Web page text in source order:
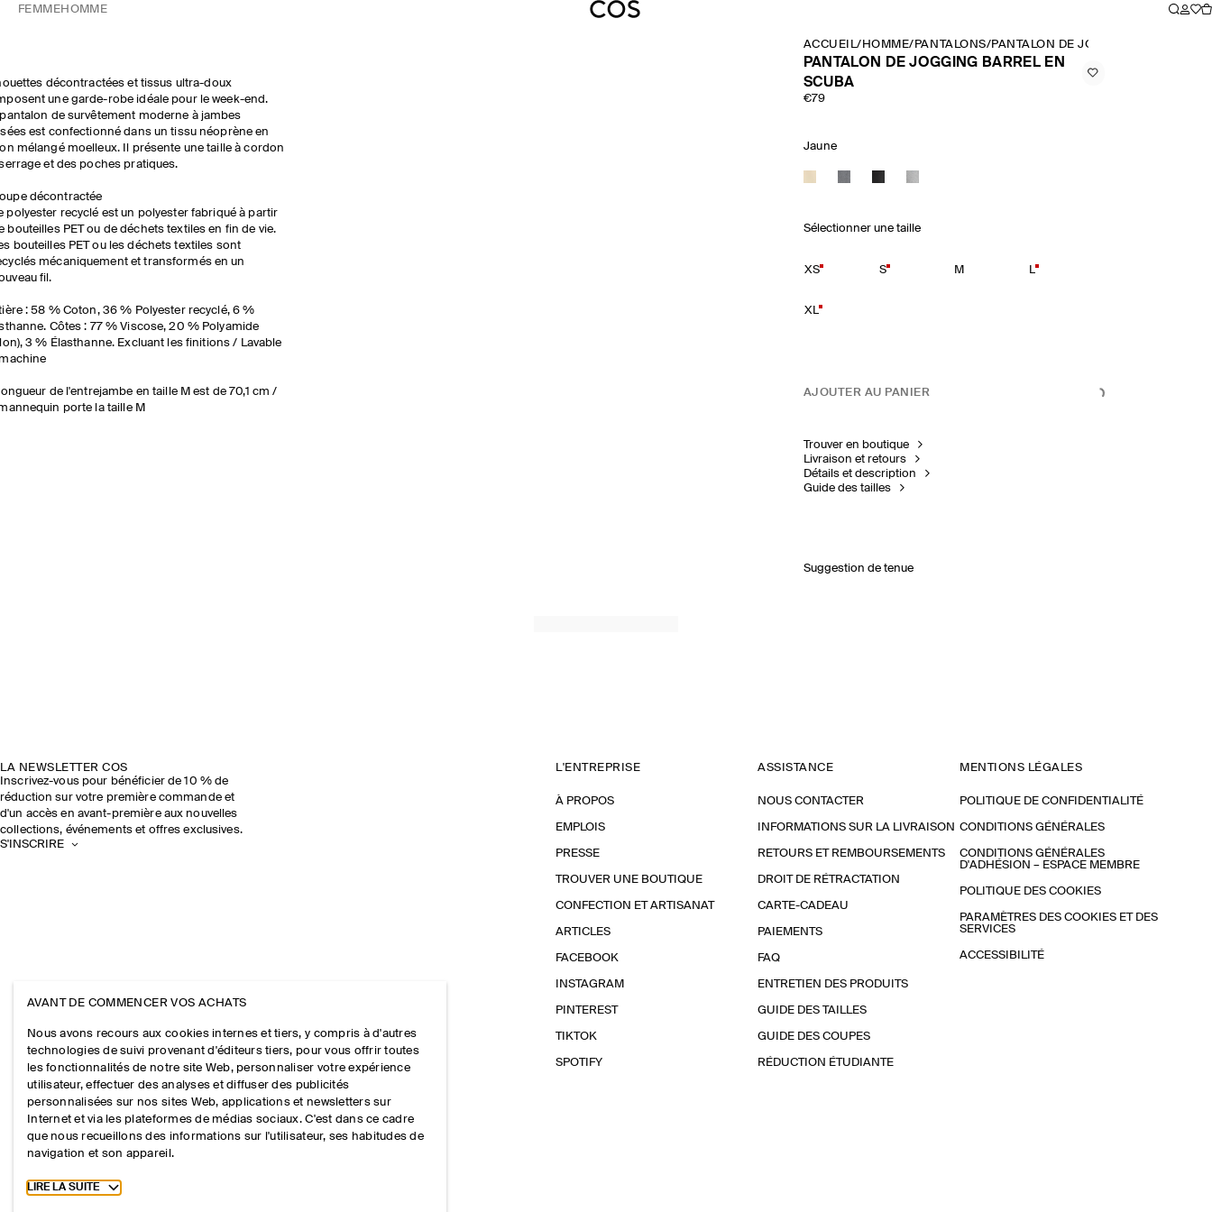
FEMMEHOMME
décontractées et tissus ultra-doux
une garde-robe idéale pour le week-end.
de survêtement moderne à jambes
est confectionné dans un tissu néoprène en
mélangé moelleux. Il présente une taille à cordon
et des poches pratiques.
décontractée
polyester recyclé est un polyester fabriqué à partir
bouteilles PET ou de déchets textiles en fin de vie.
bouteilles PET ou les déchets textiles sont
mécaniquement et transformés en un
fil.
: 58 % Coton, 36 % Polyester recyclé, 6 %
Côtes : 77 % Viscose, 20 % Polyamide
3 % Élasthanne. Excluant les finitions / Lavable
de l'entrejambe en taille M est de 70,1 cm /
porte la taille M
ACCUEIL/ HOMME/ PANTALONS/PANTALON DE JOGGING BARREL
PANTALON DE JOGGING BARREL EN
SCUBA
€79
Jaune
Sélectionner une taille
XS S M L
XL
AJOUTER AU PANIER
Trouver en boutique
Livraison et retours
Détails et description
Guide des tailles
Suggestion de tenue
LA NEWSLETTER COS
Inscrivez-vous pour bénéficier de 10 % de
réduction sur votre première commande et
d'un accès en avant-première aux nouvelles
collections, événements et offres exclusives.
S'INSCRIRE
L'ENTREPRISE
À PROPOS
EMPLOIS
PRESSE
TROUVER UNE BOUTIQUE
CONFECTION ET ARTISANAT
ARTICLES
FACEBOOK
INSTAGRAM
PINTEREST
TIKTOK
SPOTIFY
ASSISTANCE
NOUS CONTACTER
INFORMATIONS SUR LA LIVRAISON
RETOURS ET REMBOURSEMENTS
DROIT DE RÉTRACTATION
CARTE-CADEAU
PAIEMENTS
FAQ
ENTRETIEN DES PRODUITS
GUIDE DES TAILLES
GUIDE DES COUPES
RÉDUCTION ÉTUDIANTE
MENTIONS LÉGALES
POLITIQUE DE CONFIDENTIALITÉ
CONDITIONS GÉNÉRALES
CONDITIONS GÉNÉRALES
D'ADHÉSION – ESPACE MEMBRE
POLITIQUE DES COOKIES
PARAMÈTRES DES COOKIES ET DES
SERVICES
ACCESSIBILITÉ
AVANT DE COMMENCER VOS ACHATS
Nous avons recours aux cookies internes et tiers, y compris à d'autres
technologies de suivi provenant d'éditeurs tiers, pour vous offrir toutes
les fonctionnalités de notre site Web, personnaliser votre expérience
utilisateur, effectuer des analyses et diffuser des publicités
personnalisées sur nos sites Web, applications et newsletters sur
Internet et via les plateformes de médias sociaux. C'est dans ce cadre
que nous recueillons des informations sur l'utilisateur, ses habitudes de
navigation et son appareil.
Toggle more cookie information
LIRE LA SUITE